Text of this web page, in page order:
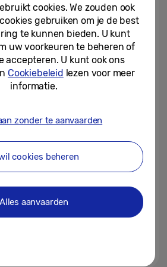
slimmere stemassistent Bixby
19-08-2025
IFA 2025: Samsung presenteert
nieuwste technologische
innovaties
Samsung en Coolblue Energie
Galaxy Tech Forum – Home AI:
Een nieuwe invulling van de...
cookies. We zouden ook
gebruiken om je de best
te kunnen bieden. U kunt
uw voorkeuren te beheren of
accepteren. U kunt ook ons
Cookiebeleid lezen voor meer
informatie.
zonder te aanvaarden
cookies beheren
Alles aanvaarden